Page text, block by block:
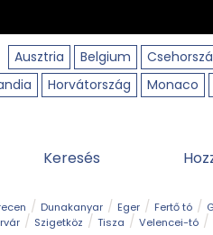
Ausztria
Belgium
Horvátország Monaco
Keresés
Dunakanyar Eger Fertő tó
Szigetköz Tisza Velencei-tó